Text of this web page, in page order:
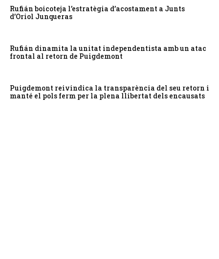
Rufián boicoteja l’estratègia d’acostament a Junts
d’Oriol Junqueras
Rufián dinamita la unitat independentista amb un atac
frontal al retorn de Puigdemont
Puigdemont reivindica la transparència del seu retorn i
manté el pols ferm per la plena llibertat dels encausats